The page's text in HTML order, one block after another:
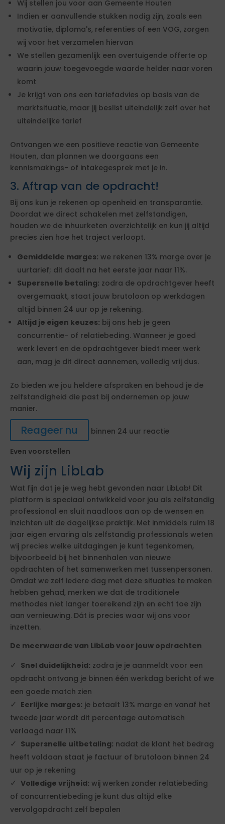
Wij stellen jou voor aan Gemeente Houten
Indien er aanvullende stukken nodig zijn, zoals een
motivatie, diploma's, referenties of een VOG, zorgen
wij voor het verzamelen hiervan
We stellen gezamenlijk een overtuigende offerte op
waarin jouw toegevoegde waarde helder naar voren
komt
Je krijgt van ons een tariefadvies op basis van de
marktsituatie, maar jij beslist uiteindelijk zelf over het
uiteindelijke tarief
Ontvangen we een positieve reactie van Gemeente
Houten, dan plannen we doorgaans een
kennismakings- of intakegesprek met je in.
3. Aftrap van de opdracht!
Bij ons kun je rekenen op openheid en transparantie.
Doordat we direct schakelen met zelfstandigen,
houden we de inhuurketen overzichtelijk en kun jij altijd
precies zien hoe het traject verloopt.
Gemiddelde marges: we rekenen 13% marge over je
uurtarief; dit daalt na het eerste jaar naar 11%.
Supersnelle betaling: zodra de opdrachtgever heeft
overgemaakt, staat jouw brutoloon op werkdagen
altijd binnen 24 uur op je rekening.
Altijd je eigen keuzes: bij ons heb je geen
concurrentie- of relatiebeding. Wanneer je goed
werk levert en de opdrachtgever biedt meer werk
aan, mag je dit direct aannemen, volledig vrij dus.
Zo bieden we jou heldere afspraken en behoud je de
zelfstandigheid die past bij ondernemen op jouw
manier.
Reageer nu
binnen 24 uur reactie
Even voorstellen
Wij zijn LibLab
Wat fijn dat je je weg hebt gevonden naar LibLab! Dit
platform is speciaal ontwikkeld voor jou als zelfstandig
professional en sluit naadloos aan op de wensen en
inzichten uit de dagelijkse praktijk. Met inmiddels ruim 18
jaar eigen ervaring als zelfstandig professionals weten
wij precies welke uitdagingen je kunt tegenkomen,
bijvoorbeeld bij het binnenhalen van nieuwe
opdrachten of het samenwerken met tussenpersonen.
Omdat we zelf iedere dag met deze situaties te maken
hebben gehad, merken we dat de traditionele
methodes niet langer toereikend zijn en echt toe zijn
aan vernieuwing. Dát is precies waar wij ons voor
inzetten.
De meerwaarde van LibLab voor jouw opdrachten
Snel duidelijkheid: zodra je je aanmeldt voor een
opdracht ontvang je binnen één werkdag bericht of we
een goede match zien
Eerlijke marges: je betaalt 13% marge en vanaf het
tweede jaar wordt dit percentage automatisch
verlaagd naar 11%
Supersnelle uitbetaling: nadat de klant het bedrag
heeft voldaan staat je factuur of brutoloon binnen 24
uur op je rekening
Volledige vrijheid: wij werken zonder relatiebeding
of concurrentiebeding je kunt dus altijd elke
vervolgopdracht zelf bepalen